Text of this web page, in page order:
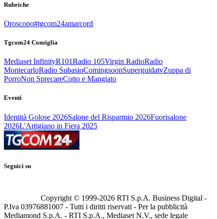
Rubriche
Oroscopo#tgcom24amarcord
Tgcom24 Consiglia
Mediaset InfinityR101Radio 105Virgin RadioRadio
MontecarloRadio SubasioComingsoonSuperguidatvZuppa di
PorroNon SprecareCotto e Mangiato
Eventi
Identità Golose 2026Salone del Risparmio 2026Fuorisalone
2026L'Artigiano in Fiera 2025
Seguici su
Copyright © 1999-2026 RTI S.p.A. Business Digital -
P.Iva 03976881007 - Tutti i diritti riservati - Per la pubblicità
Mediamond S.p.A. - RTI S.p.A., Mediaset N.V., sede legale